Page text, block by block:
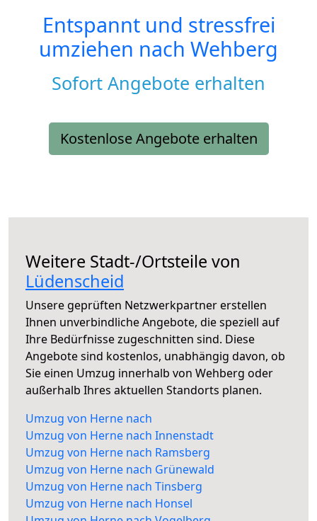
Entspannt und stressfrei
umziehen nach Wehberg
Sofort Angebote erhalten
Kostenlose Angebote erhalten
Weitere Stadt-/Ortsteile von
Lüdenscheid
Unsere geprüften Netzwerkpartner erstellen
Ihnen unverbindliche Angebote, die speziell auf
Ihre Bedürfnisse zugeschnitten sind. Diese
Angebote sind kostenlos, unabhängig davon, ob
Sie einen Umzug innerhalb von Wehberg oder
außerhalb Ihres aktuellen Standorts planen.
Umzug von Herne nach
Umzug von Herne nach Innenstadt
Umzug von Herne nach Ramsberg
Umzug von Herne nach Grünewald
Umzug von Herne nach Tinsberg
Umzug von Herne nach Honsel